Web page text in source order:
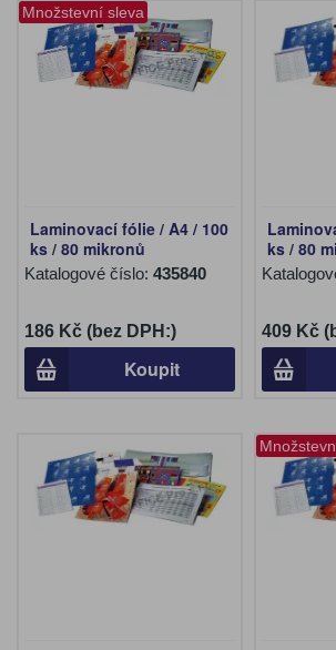
Množstevní sleva
Laminovací fólie / A4 / 100
ks / 80 mikronů
Katalogové číslo: 435840
186 Kč (bez DPH:)
Koupit
ks / 80
409 Kč